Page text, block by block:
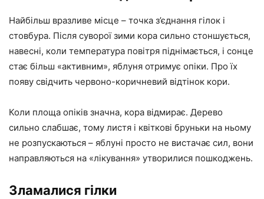
Найбільш вразливе місце – точка з’єднання гілок і
стовбура. Після суворої зими кора сильно стоншується,
навесні, коли температура повітря піднімається, і сонце
стає більш «активним», яблуня отримує опіки. Про їх
появу свідчить червоно-коричневий відтінок кори.
Коли площа опіків значна, кора відмирає. Дерево
сильно слабшає, тому листя і квіткові бруньки на ньому
не розпускаються – яблуні просто не вистачає сил, вони
направляються на «лікування» утворилися пошкоджень.
Зламалися гілки